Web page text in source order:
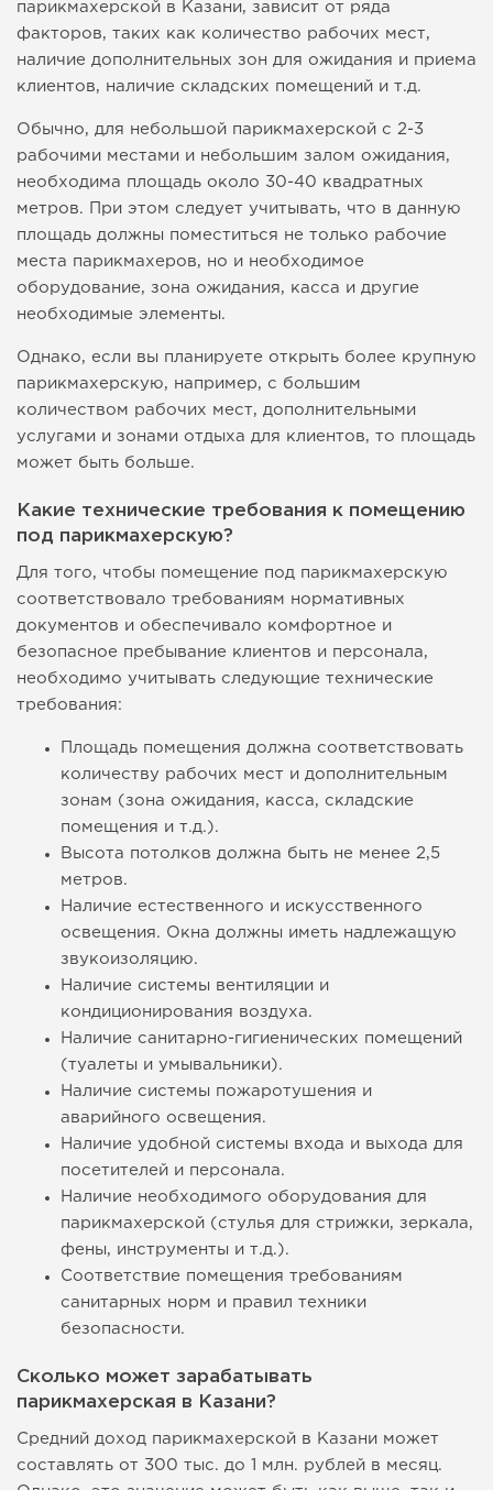
парикмахерской в Казани, зависит от ряда
факторов, таких как количество рабочих мест,
наличие дополнительных зон для ожидания и приема
клиентов, наличие складских помещений и т.д.
Обычно, для небольшой парикмахерской с 2-3
рабочими местами и небольшим залом ожидания,
необходима площадь около 30-40 квадратных
метров. При этом следует учитывать, что в данную
площадь должны поместиться не только рабочие
места парикмахеров, но и необходимое
оборудование, зона ожидания, касса и другие
необходимые элементы.
Однако, если вы планируете открыть более крупную
парикмахерскую, например, с большим
количеством рабочих мест, дополнительными
услугами и зонами отдыха для клиентов, то площадь
может быть больше.
Какие технические требования к помещению
под парикмахерскую?
Для того, чтобы помещение под парикмахерскую
соответствовало требованиям нормативных
документов и обеспечивало комфортное и
безопасное пребывание клиентов и персонала,
необходимо учитывать следующие технические
требования:
Площадь помещения должна соответствовать
количеству рабочих мест и дополнительным
зонам (зона ожидания, касса, складские
помещения и т.д.).
Высота потолков должна быть не менее 2,5
метров.
Наличие естественного и искусственного
освещения. Окна должны иметь надлежащую
звукоизоляцию.
Наличие системы вентиляции и
кондиционирования воздуха.
Наличие санитарно-гигиенических помещений
(туалеты и умывальники).
Наличие системы пожаротушения и
аварийного освещения.
Наличие удобной системы входа и выхода для
посетителей и персонала.
Наличие необходимого оборудования для
парикмахерской (стулья для стрижки, зеркала,
фены, инструменты и т.д.).
Соответствие помещения требованиям
санитарных норм и правил техники
безопасности.
Сколько может зарабатывать
парикмахерская в Казани?
Средний доход парикмахерской в Казани может
составлять от 300 тыс. до 1 млн. рублей в месяц.